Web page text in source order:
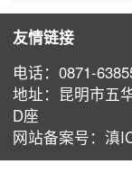
友情链接
电话：0871-
地址：昆明市五
D座
⽹站备案号：滇